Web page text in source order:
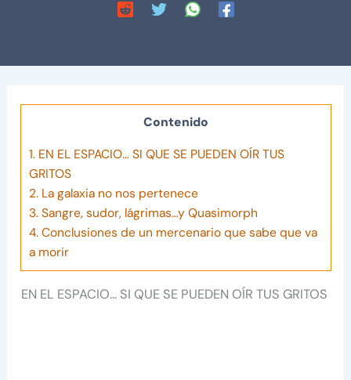
Contenido
1.EN EL ESPACIO… SI QUE SE PUEDEN OÍR TUS
GRITOS
2.La galaxia no nos pertenece
3.Sangre, sudor, lágrimas…y Quasimorph
4.Conclusiones de un mercenario que sabe que va
a morir
EN EL ESPACIO… SI QUE SE PUEDEN OÍR TUS GRITOS